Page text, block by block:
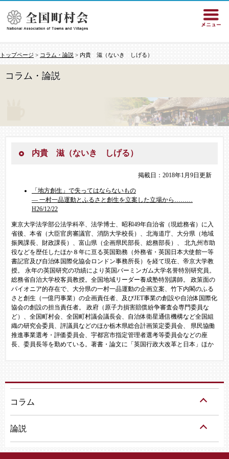
トップページ > コラム・論説 > 内貴 滋（ないき しげる）
コラム・論説
内貴 滋（ないき しげる）
掲載日：2018年1月9日更新
「地方創生」で失ってはならないもの
― 一村一品運動とふるさと創生を立案した立場から………
H26/12/22
東京大学法学部公法学科卒、法学博士、昭和49年自治省（現総務省）に入
省後、本省（大臣官房審議官、消防大学校長）、北海道庁、大分県（地域
振興課長、財政課長）、富山県（企画県民部長、総務部長）、 北九州市助
役などを歴任したほか８年に亘る英国勤務（外務省・英国日本大使館一等
書記官及び自治体国際化協会ロンドン事務所長）を経て現在、帝京大学教
授。 永年の英国研究の功績により英国バーミンガム大学名誉特別研究員。
総務省自治大学校客員教授。全国地域リーダー養成塾特別講師。 政策面の
パイオニア的存在で、大分県の一村一品運動の企画立案、竹下内閣のふる
さと創生（一億円事業）の企画責任者、及びJET事業の創設や自治体国際化
協会の創設の担当責任者。 政府（原子力損害賠償紛争審査会専門委員な
ど）、全国町村会、全国町村議会議長会、自治体衛星通信機構など全国組
織の研究会委員、評議員などのほか栃木県総合計画策定委員会、 県民協働
推進事業選考・評価委員会、宇都宮市指定管理者選考等委員会などの座
長、委員長等を勤めている。著書・論文に「英国行政大改革と日本」ほか
コラム
論説